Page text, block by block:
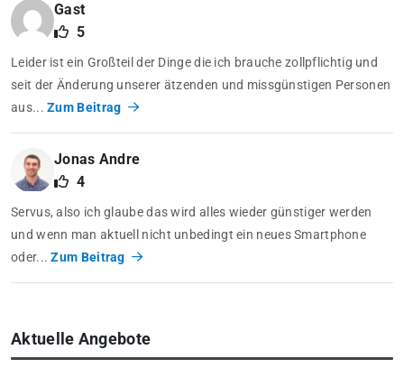
Gast
5
Leider ist ein Großteil der Dinge die ich brauche zollpflichtig und
seit der Änderung unserer ätzenden und missgünstigen Personen
aus...Zum Beitrag
Jonas Andre
4
Servus, also ich glaube das wird alles wieder günstiger werden
und wenn man aktuell nicht unbedingt ein neues Smartphone
oder...Zum Beitrag
Aktuelle Angebote